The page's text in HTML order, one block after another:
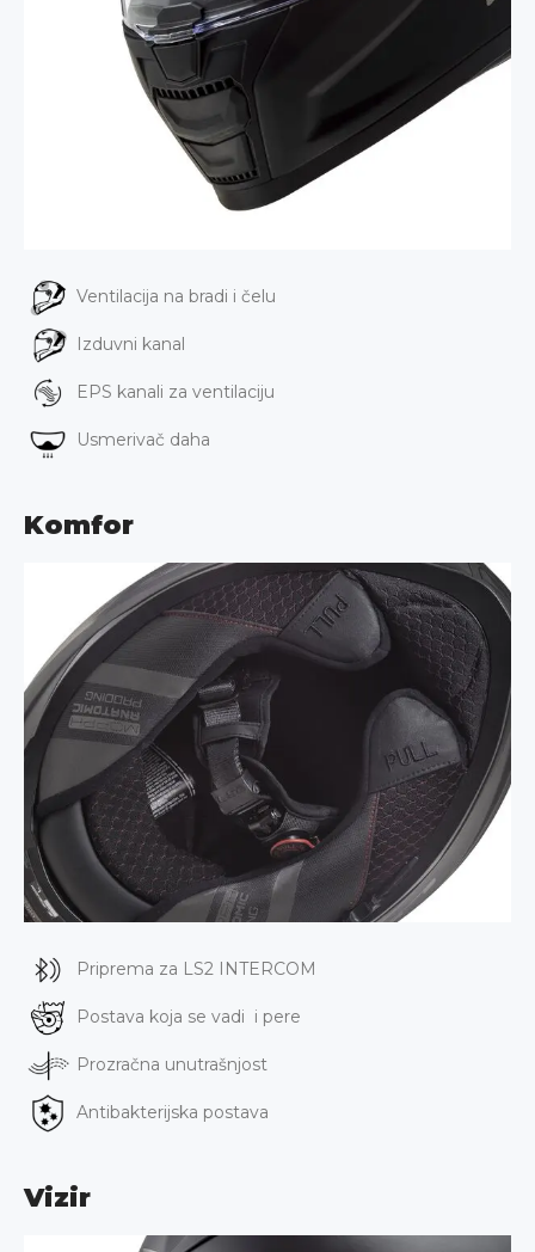
Ventilacija na bradi i čelu
Izduvni kanal
EPS kanali za ventilaciju
Usmerivač daha
Komfor
Priprema za LS2 INTERCOM
Postava koja se vadi i pere
Prozračna unutrašnjost
Antibakterijska postava
Vizir